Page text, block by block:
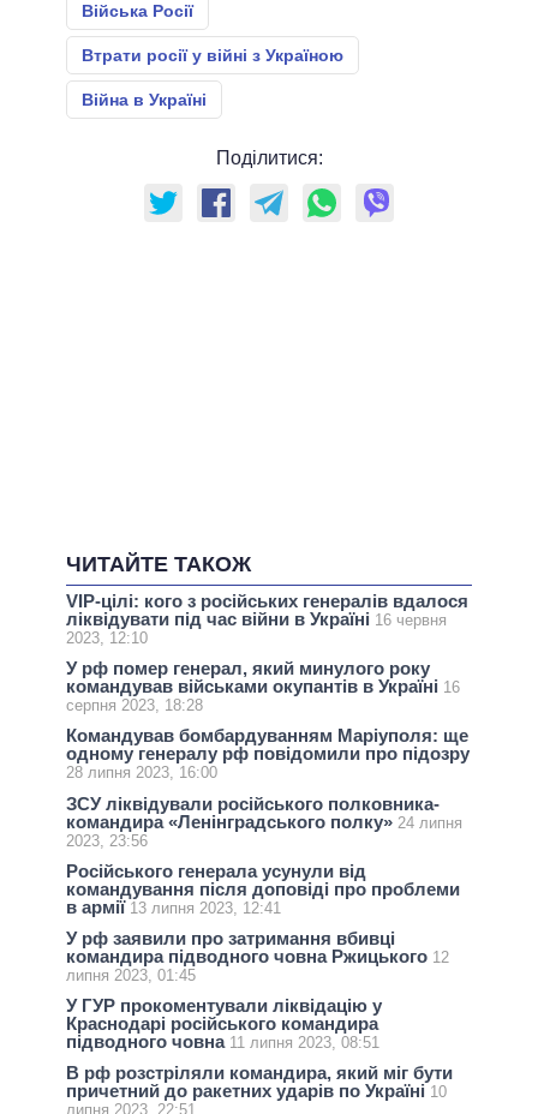
Війська Росії
Втрати росії у війні з Україною
Війна в Україні
Поділитися:
ЧИТАЙТЕ ТАКОЖ
VIP-цілі: кого з російських генералів вдалося
ліквідувати під час війни в Україні 16 червня
2023, 12:10
У рф помер генерал, який минулого року
командував військами окупантів в Україні 16
серпня 2023, 18:28
Командував бомбардуванням Маріуполя: ще
одному генералу рф повідомили про підозру
28 липня 2023, 16:00
ЗСУ ліквідували російського полковника-
командира «Ленінградського полку» 24 липня
2023, 23:56
Російського генерала усунули від
командування після доповіді про проблеми
в армії 13 липня 2023, 12:41
У рф заявили про затримання вбивці
командира підводного човна Ржицького 12
липня 2023, 01:45
У ГУР прокоментували ліквідацію у
Краснодарі російського командира
підводного човна 11 липня 2023, 08:51
В рф розстріляли командира, який міг бути
причетний до ракетних ударів по Україні 10
липня 2023, 22:51